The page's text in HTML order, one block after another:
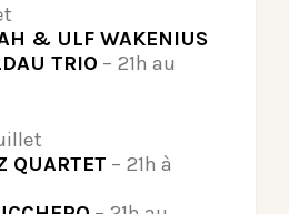
& ULF WAKENIUS
TRIO – 21h au
QUARTET – 21h à